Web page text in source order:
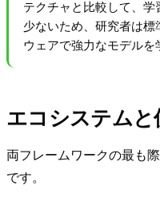
テクチャと比較して、学
少ないため、研究者は
ウェアで強力なモデルを
エコシステム
両フレームワークの最も
です。